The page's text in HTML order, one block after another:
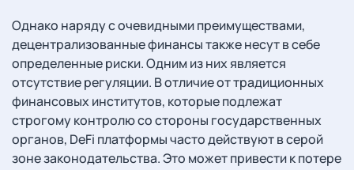
Однако наряду с очевидными преимуществами,
децентрализованные финансы также несут в себе
определенные риски. Одним из них является
отсутствие регуляции. В отличие от традиционных
финансовых институтов, которые подлежат
строгому контролю со стороны государственных
органов, DeFi платформы часто действуют в серой
зоне законодательства. Это может привести к потере